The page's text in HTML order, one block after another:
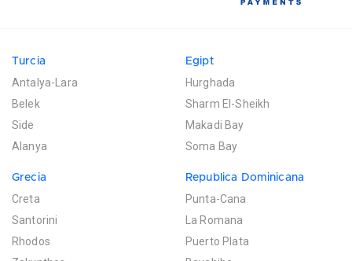
Turcia
Antalya-Lara
Belek
Side
Alanya
Egipt
Hurghada
Sharm El-Sheikh
Makadi Bay
Soma Bay
Grecia
Creta
Santorini
Rhodos
Republica Dominicana
Punta-Cana
La Romana
Puerto Plata